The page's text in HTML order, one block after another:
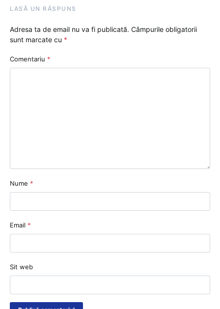
LASĂ UN RĂSPUNS
Adresa ta de email nu va fi publicată. Câmpurile obligatorii
sunt marcate cu *
Comentariu *
Nume *
Email *
Sit web